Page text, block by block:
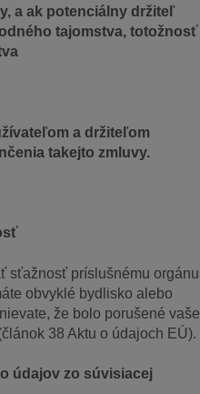
a ak potenciálny držiteľ
tajomstva, totožnosť
a držiteľom
takejto zmluvy.
sťažnosť príslušnému orgánu
obvyklé bydlisko alebo
že bolo porušené vaše
38 Aktu o údajoch EÚ).
zo súvisiacej